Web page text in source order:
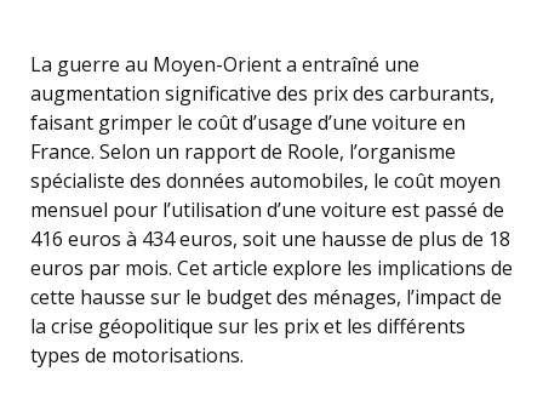
La guerre au Moyen-Orient a entraîné une
augmentation significative des prix des carburants,
faisant grimper le coût d’usage d’une voiture en
France. Selon un rapport de Roole, l’organisme
spécialiste des données automobiles, le coût moyen
mensuel pour l’utilisation d’une voiture est passé de
416 euros à 434 euros, soit une hausse de plus de 18
euros par mois. Cet article explore les implications de
cette hausse sur le budget des ménages, l’impact de
la crise géopolitique sur les prix et les différents
types de motorisations.